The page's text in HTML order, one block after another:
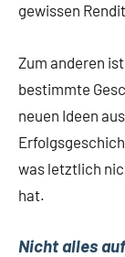
gewissen
Zum anderen
bestimmte
neuen Ideen
was letztlich
hat.
Nicht alles